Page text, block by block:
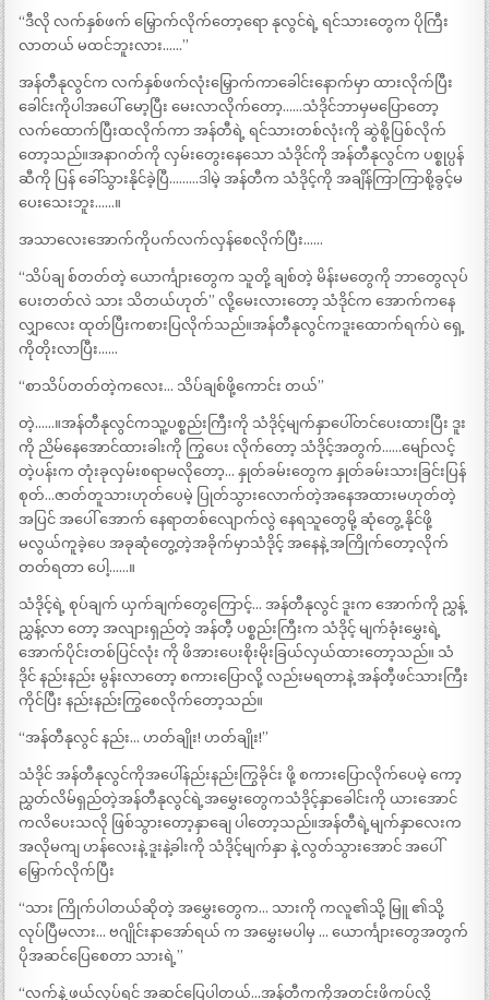
“ဒီလို လက်နှစ်ဖက် မြှောက်လိုက်တော့ရော နုလွင်ရဲ့ ရင်သားတွေက ပိုကြီး
လာတယ် မထင်ဘူးလား……”
အန်တီနုလွင်က လက်နှစ်ဖက်လုံးမြှောက်ကာခေါင်းနောက်မှာ ထားလိုက်ပြီး
ခေါင်းကိုပါအပေါ် မော့ပြီး မေးလာလိုက်တော့……သံဒိုင်ဘာမှမပြောတော့
လက်ထောက်ပြီးထလိုက်ကာ အန်တီရဲ့ ရင်သားတစ်လုံးကို ဆွဲစို့ပြစ်လိုက်
တော့သည်။အနာဂတ်ကို လှမ်းတွေးနေသော သံဒိုင်ကို အန်တီနုလွင်က ပစ္စုပ္ပန်
ဆီကို ပြန် ခေါ်သွားနိုင်ခဲ့ပြီ………ဒါမဲ့ အန်တီက သံဒိုင့်ကို အချိန်ကြာကြာစို့ခွင့်မ
ပေးသေးဘူး……။
အသာလေးအောက်ကိုပက်လက်လှန်စေလိုက်ပြီး……
“သိပ်ချ စ်တတ်တဲ့ ယောင်္ကျားတွေက သူတို့ ချစ်တဲ့ မိန်းမတွေကို ဘာတွေလုပ်
ပေးတတ်လဲ သား သိတယ်ဟုတ်” လို့မေးလားတော့ သံဒိုင်က အောက်ကနေ
လျှာလေး ထုတ်ပြီးကစားပြလိုက်သည်။အန်တီနုလွင်ကဒူးထောက်ရက်ပဲ ရှေ့
ကိုတိုးလာပြီး……
“စာသိပ်တတ်တဲ့ကလေး… သိပ်ချစ်ဖို့ကောင်း တယ်”
တဲ့……။အန်တီနုလွင်ကသူ့ပစ္စည်းကြီးကို သံဒိုင့်မျက်နှာပေါ်တင်ပေးထားပြီး ဒူး
ကို ညိမ်နေအောင်ထားခါးကို ကြွပေး လိုက်တော့ သံဒိုင့်အတွက်……မျော်လင့်
တဲ့ပန်းက တုံးခုလှမ်းစရာမလိုတော့… နှုတ်ခမ်းတွေက နှုတ်ခမ်းသားခြင်းပြန်
စုတ်…ဇာတ်တူသားဟုတ်ပေမဲ့ ပြုတ်သွားလောက်တဲ့အနေအထားမဟုတ်တဲ့
အပြင် အပေါ် အောက် နေရာတစ်လျောက်လွဲ နေရသူတွေမို့ ဆုံတွေ့ နိုင်ဖို့
မလွယ်ကူခဲ့ပေ အခုဆုံတွေ့တဲ့အခိုက်မှာသံဒိုင့် အနေနဲ့ အကြိုက်တော့လိုက်
တတ်ရတာ ပေါ့……။
သံဒိုင့်ရဲ့ စုပ်ချက် ယှက်ချက်တွေကြောင့်… အန်တီနုလွင် ဒူးက အောက်ကို ညွှန့်
ညွှန့်လာ တော့ အလျားရှည်တဲ့ အန်တီ့ ပစ္စည်းကြီးက သံဒိုင့် မျက်ခုံးမွှေးရဲ့
အောက်ပိုင်းတစ်ပြင်လုံး ကို ဖိအားပေးစိုးမိုးခြယ်လှယ်ထားတော့သည်။ သံ
ဒိုင် နည်းနည်း မွန်းလာတော့ စကားပြောလို့ လည်းမရတာနဲ့ အန်တီ့ဖင်သားကြီး
ကိုင်ပြီး နည်းနည်းကြွစေလိုက်တော့သည်။
“အန်တီနုလွင် နည်း… ဟတ်ချိုး! ဟတ်ချိုး!”
သံဒိုင် အန်တီနုလွင်ကိုအပေါ်နည်းနည်းကြွခိုင်း ဖို့ စကားပြောလိုက်ပေမဲ့ ကော့
ညွှတ်လိမ်ရှည်တဲ့အန်တီနုလွင်ရဲ့အမွှေးတွေကသံဒိုင့်နှာခေါင်းကို ယားအောင်
ကလိပေးသလို ဖြစ်သွားတော့နှာချေ ပါတော့သည်။အန်တီရဲ့မျက်နှာလေးက
အလိုမကျ ဟန်လေးနဲ့ ဒူးနဲ့ခါးကို သံဒိုင့်မျက်နှာ နဲ့ လွတ်သွားအောင် အပေါ်
မြှောက်လိုက်ပြီး
“သား ကြိုက်ပါတယ်ဆိုတဲ့ အမွှေးတွေက… သားကို ကလူ၏သို့ မြူ ၏သို့
လုပ်ပြီမလား… ဗဂျိုင်းနာအော်ရယ် က အမွှေးမပါမှ … ယောင်္ကျားတွေအတွက်
ပိုအဆင်ပြေစေတာ သားရဲ့”
“လက်နဲ့ ဖယ်လုပ်ရင် အဆင်ပြေပါတယ်…အန်တီကကိုအတင်းဖိကပ်လို့